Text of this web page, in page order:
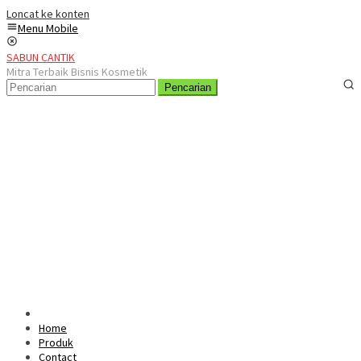
Loncat ke konten
Menu Mobile
SABUN CANTIK
Mitra Terbaik Bisnis Kosmetik
Pencarian
Home
Produk
Contact